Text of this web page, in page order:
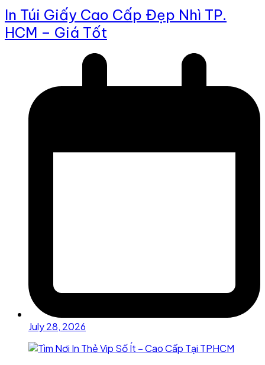
In Túi Giấy Cao Cấp Đẹp Nhì TP.
HCM – Giá Tốt
July 28, 2026